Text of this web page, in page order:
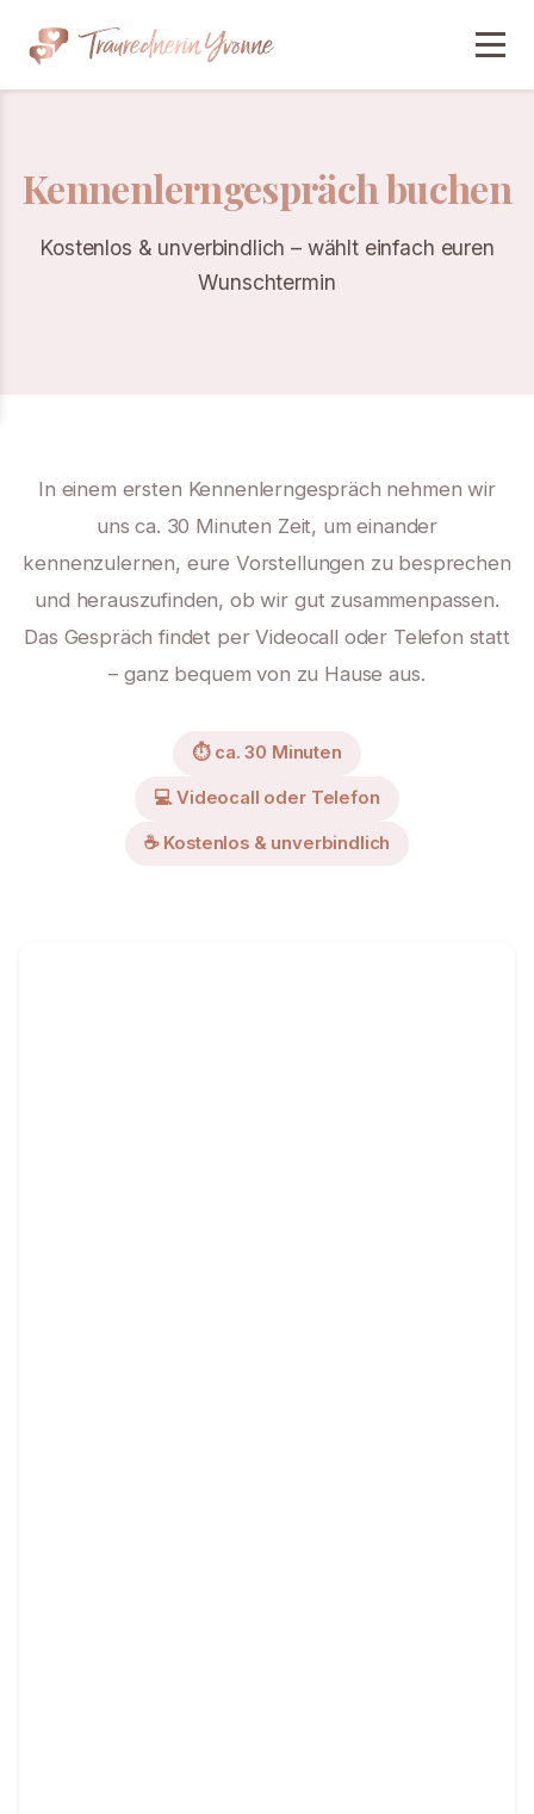
Kennenlerngespräch buchen
Kostenlos & unverbindlich – wählt einfach euren
Wunschtermin
In einem ersten Kennenlerngespräch nehmen wir
uns ca. 30 Minuten Zeit, um einander
kennenzulernen, eure Vorstellungen zu besprechen
und herauszufinden, ob wir gut zusammenpassen.
Das Gespräch findet per Videocall oder Telefon statt
– ganz bequem von zu Hause aus.
⏱ ca. 30 Minuten
💻 Videocall oder Telefon
☕ Kostenlos & unverbindlich